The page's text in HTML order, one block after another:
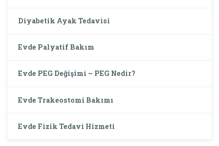
Diyabetik Ayak Tedavisi
Evde Palyatif Bakım
Evde PEG Değişimi – PEG Nedir?
Evde Trakeostomi Bakımı
Evde Fizik Tedavi Hizmeti